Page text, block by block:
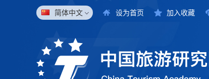
简体中文 设为首页 加入收藏